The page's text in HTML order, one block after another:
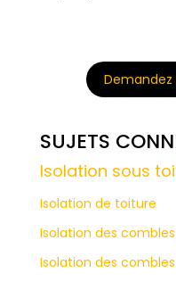
SUJETS
Isolation sous
Isolation de toiture
Isolation des
Isolation des